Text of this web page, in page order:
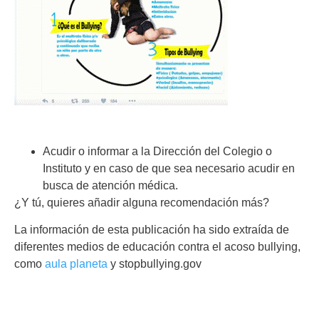
Acudir o informar a la Dirección del Colegio o
Instituto y en caso de que sea necesario acudir en
busca de atención médica.
¿Y tú, quieres añadir alguna recomendación más?
La información de esta publicación ha sido extraída de
diferentes medios de educación contra el acoso bullying,
como aula planeta y stopbullying.gov